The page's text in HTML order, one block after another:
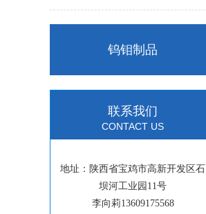
钨钼制品
联系我们
CONTACT US
地址：陕西省宝鸡市高新开发区石
坝河工业园11号
李向莉13609175568